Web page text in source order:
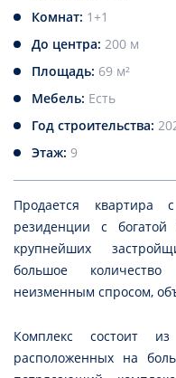
Комнат: 1+1
До центра: 200 м
Площадь: 69 м²
Мебель: Есть
Год строительства:
Этаж: 9
Продается
резиденции с богатой
крупнейших
большое количество
неизменным спросом,
Комплекс состоит
расположенных на